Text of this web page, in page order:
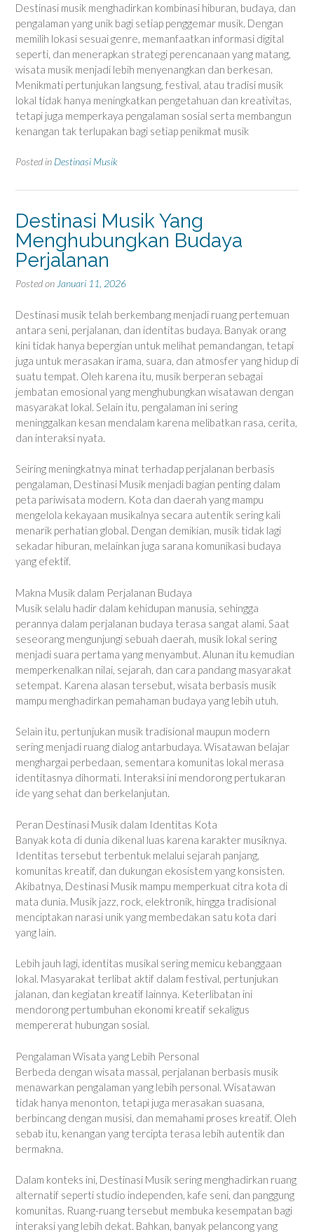
Destinasi musik menghadirkan kombinasi hiburan, budaya, dan
pengalaman yang unik bagi setiap penggemar musik. Dengan
memilih lokasi sesuai genre, memanfaatkan informasi digital
seperti, dan menerapkan strategi perencanaan yang matang,
wisata musik menjadi lebih menyenangkan dan berkesan.
Menikmati pertunjukan langsung, festival, atau tradisi musik
lokal tidak hanya meningkatkan pengetahuan dan kreativitas,
tetapi juga memperkaya pengalaman sosial serta membangun
kenangan tak terlupakan bagi setiap penikmat musik
Posted in Destinasi Musik
Destinasi Musik Yang
Menghubungkan Budaya
Perjalanan
Posted on Januari 11, 2026
Destinasi musik telah berkembang menjadi ruang pertemuan
antara seni, perjalanan, dan identitas budaya. Banyak orang
kini tidak hanya bepergian untuk melihat pemandangan, tetapi
juga untuk merasakan irama, suara, dan atmosfer yang hidup di
suatu tempat. Oleh karena itu, musik berperan sebagai
jembatan emosional yang menghubungkan wisatawan dengan
masyarakat lokal. Selain itu, pengalaman ini sering
meninggalkan kesan mendalam karena melibatkan rasa, cerita,
dan interaksi nyata.
Seiring meningkatnya minat terhadap perjalanan berbasis
pengalaman, Destinasi Musik menjadi bagian penting dalam
peta pariwisata modern. Kota dan daerah yang mampu
mengelola kekayaan musikalnya secara autentik sering kali
menarik perhatian global. Dengan demikian, musik tidak lagi
sekadar hiburan, melainkan juga sarana komunikasi budaya
yang efektif.
Makna Musik dalam Perjalanan Budaya
Musik selalu hadir dalam kehidupan manusia, sehingga
perannya dalam perjalanan budaya terasa sangat alami. Saat
seseorang mengunjungi sebuah daerah, musik lokal sering
menjadi suara pertama yang menyambut. Alunan itu kemudian
memperkenalkan nilai, sejarah, dan cara pandang masyarakat
setempat. Karena alasan tersebut, wisata berbasis musik
mampu menghadirkan pemahaman budaya yang lebih utuh.
Selain itu, pertunjukan musik tradisional maupun modern
sering menjadi ruang dialog antarbudaya. Wisatawan belajar
menghargai perbedaan, sementara komunitas lokal merasa
identitasnya dihormati. Interaksi ini mendorong pertukaran
ide yang sehat dan berkelanjutan.
Peran Destinasi Musik dalam Identitas Kota
Banyak kota di dunia dikenal luas karena karakter musiknya.
Identitas tersebut terbentuk melalui sejarah panjang,
komunitas kreatif, dan dukungan ekosistem yang konsisten.
Akibatnya, Destinasi Musik mampu memperkuat citra kota di
mata dunia. Musik jazz, rock, elektronik, hingga tradisional
menciptakan narasi unik yang membedakan satu kota dari
yang lain.
Lebih jauh lagi, identitas musikal sering memicu kebanggaan
lokal. Masyarakat terlibat aktif dalam festival, pertunjukan
jalanan, dan kegiatan kreatif lainnya. Keterlibatan ini
mendorong pertumbuhan ekonomi kreatif sekaligus
mempererat hubungan sosial.
Pengalaman Wisata yang Lebih Personal
Berbeda dengan wisata massal, perjalanan berbasis musik
menawarkan pengalaman yang lebih personal. Wisatawan
tidak hanya menonton, tetapi juga merasakan suasana,
berbincang dengan musisi, dan memahami proses kreatif. Oleh
sebab itu, kenangan yang tercipta terasa lebih autentik dan
bermakna.
Dalam konteks ini, Destinasi Musik sering menghadirkan ruang
alternatif seperti studio independen, kafe seni, dan panggung
komunitas. Ruang-ruang tersebut membuka kesempatan bagi
interaksi yang lebih dekat. Bahkan, banyak pelancong yang